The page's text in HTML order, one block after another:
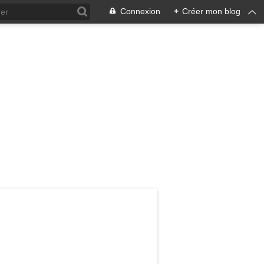
Connexion + Créer mon blog